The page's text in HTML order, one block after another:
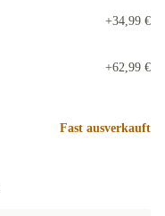
+34,99 €
+62,99 €
Fast ausverkauft